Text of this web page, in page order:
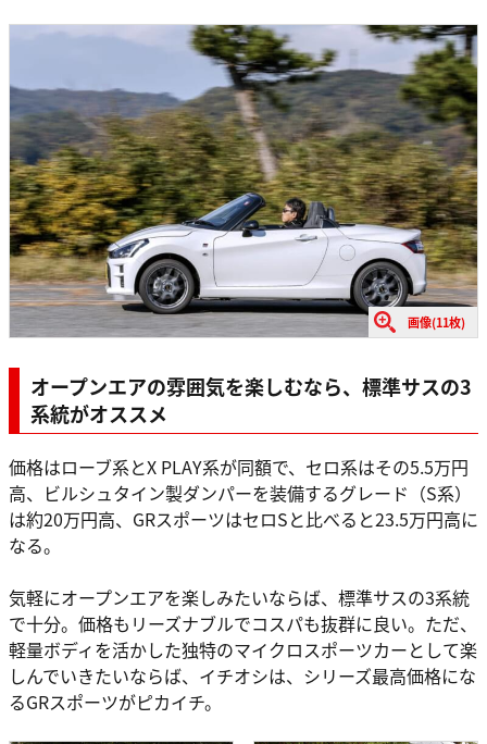
画像(11枚)
オープンエアの雰囲気を楽しむなら、標準サスの3
系統がオススメ
価格はローブ系とX PLAY系が同額で、セロ系はその5.5万円
高、ビルシュタイン製ダンパーを装備するグレード（S系）
は約20万円高、GRスポーツはセロSと比べると23.5万円高に
なる。
気軽にオープンエアを楽しみたいならば、標準サスの3系統
で十分。価格もリーズナブルでコスパも抜群に良い。ただ、
軽量ボディを活かした独特のマイクロスポーツカーとして楽
しんでいきたいならば、イチオシは、シリーズ最高価格にな
るGRスポーツがピカイチ。